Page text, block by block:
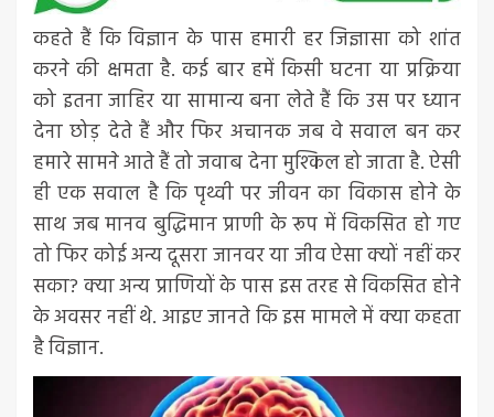
कहते हैं कि विज्ञान के पास हमारी हर जिज्ञासा को शांत
करने की क्षमता है. कई बार हमें किसी घटना या प्रक्रिया
को इतना जाहिर या सामान्य बना लेते हैं कि उस पर ध्यान
देना छोड़ देते हैं और फिर अचानक जब वे सवाल बन कर
हमारे सामने आते हैं तो जवाब देना मुश्किल हो जाता है. ऐसी
ही एक सवाल है कि पृथ्वी पर जीवन का विकास होने के
साथ जब मानव बुद्धिमान प्राणी के रूप में विकसित हो गए
तो फिर कोई अन्य दूसरा जानवर या जीव ऐसा क्यों नहीं कर
सका? क्या अन्य प्राणियों के पास इस तरह से विकसित होने
के अवसर नहीं थे. आइए जानते कि इस मामले में क्या कहता
है विज्ञान.